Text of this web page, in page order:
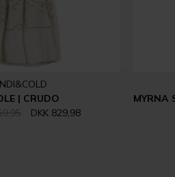
| CRUDO
DKK 829,98